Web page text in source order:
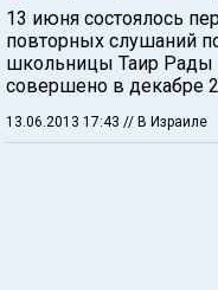
13 июня состоялось
повторных слушаний
школьницы Таир Рады
совершено в декабре
13.06.2013 17:43 // В Израиле